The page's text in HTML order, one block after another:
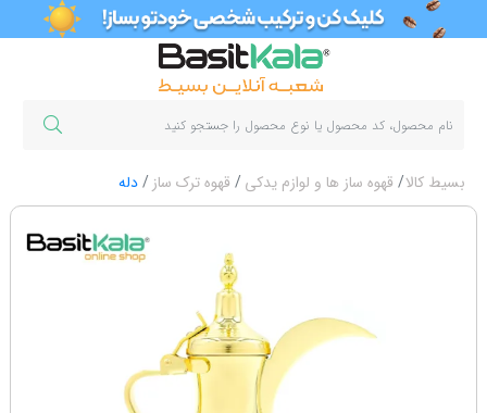
بسیط کالا قهوه ساز ها و لوازم یدکی قهوه ترک ساز دله